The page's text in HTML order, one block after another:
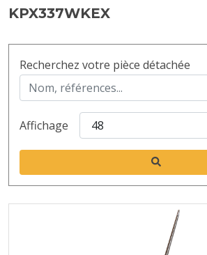
KPX337WKEX
Recherchez votre pièce détachée
Affichage